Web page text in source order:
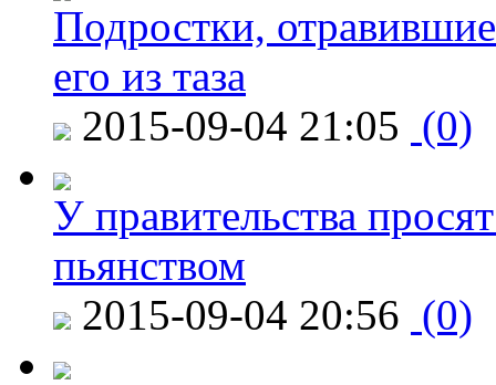
Подростки,
его из таза
2015-09-04 21:05 (0)
У правительства
пьянством
2015-09-04 20:56 (0)